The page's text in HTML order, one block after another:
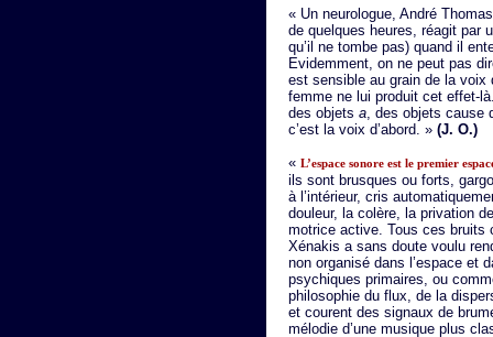
« Un neurologue, André
de quelques heures, réagit par
qu’il ne tombe pas) quand il
Evidemment, on ne peut pas
est sensible au grain de la voix
femme ne lui produit cet effet-
des objets a, des objets cause
c’est la voix d’abord. » (J. O.)
« L’espace sonore est le premier
ils sont brusques ou forts,
à l’intérieur, cris
douleur, la colère, la privation
motrice active. Tous ces bruits
Xénakis a sans doute voulu
non organisé dans l’espace et
psychiques primaires, ou
philosophie du flux, de la
et courent des signaux de
mélodie d’une musique plus